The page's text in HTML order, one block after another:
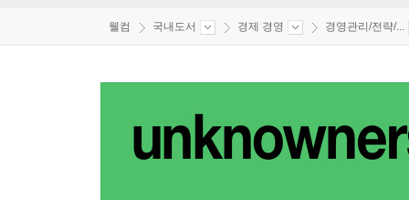
웰컴 국내도서 경제 경영 경영관리/전략/...